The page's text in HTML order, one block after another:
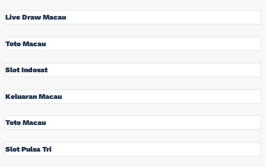
Live Draw Macau
Toto Macau
Slot Indosat
Keluaran Macau
Toto Macau
Slot Pulsa Tri